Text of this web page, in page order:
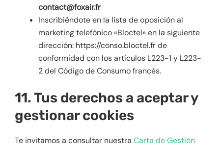
contact@foxair.fr
Inscribiéndote en la lista de oposición al
marketing telefónico «Bloctel» en la siguiente
dirección: https://conso.bloctel.fr de
conformidad con los artículos L223-1 y L223-
2 del Código de Consumo francés.
11. Tus derechos a aceptar y
gestionar cookies
Te invitamos a consultar nuestra Carta de Gestión